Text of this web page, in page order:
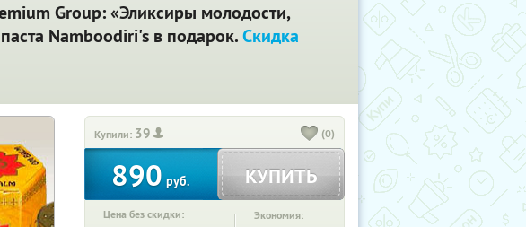
Group: «Эликсиры молодости,
Namboodiri's в подарок.Скидка
Купили: 39 (0)
890 руб. КУПИТЬ
Цена без скидки: Экономия: